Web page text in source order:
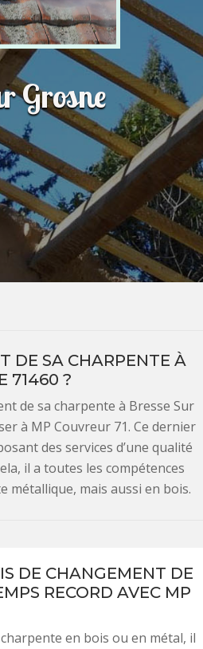
Grosne
DE SA CHARPENTE À
71460 ?
de sa charpente à Bresse Sur
à MP Couvreur 71. Ce dernier
des services d’une qualité
il a toutes les compétences
métallique, mais aussi en bois.
DE CHANGEMENT DE
RECORD AVEC MP
en bois ou en métal, il